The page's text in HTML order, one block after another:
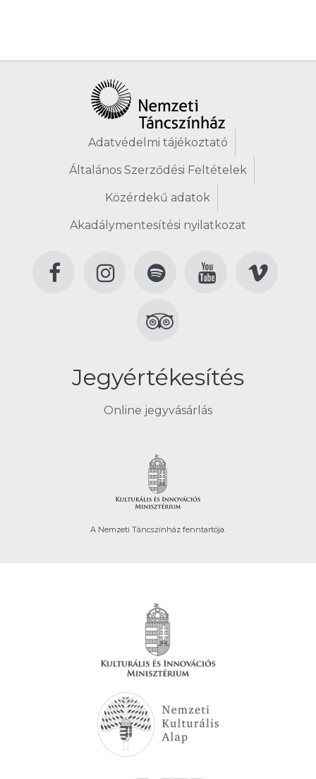
Adatvédelmi tájékoztató
Általános Szerződési Feltételek
Közérdekű adatok
Akadálymentesítési nyilatkozat
Jegyértékesítés
Online jegyvásárlás
A Nemzeti Táncszínház fenntartója.